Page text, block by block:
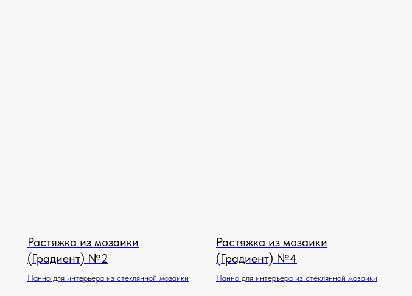
Растяжка из мозаики
(Градиент) №2
Панно для интерьера из стеклянной мозаики
Растяжка из мозаики
(Градиент) №4
Панно для интерьера из стеклянной мозаики